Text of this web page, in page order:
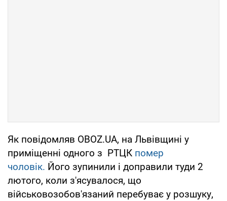
Як повідомляв OBOZ.UA, на Львівщині у
приміщенні одного з РТЦК помер
чоловік. Його зупинили і доправили туди 2
лютого, коли з'ясувалося, що
військовозобов'язаний перебуває у розшуку,